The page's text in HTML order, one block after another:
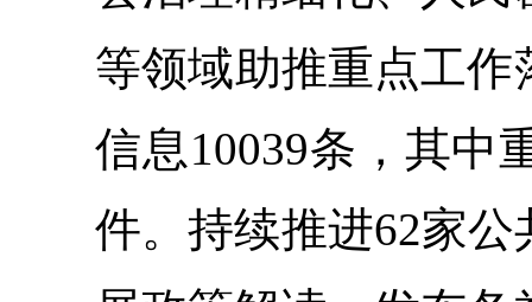
等领域助推重点工作
信息10039条， 其中
件。持续推进62家公